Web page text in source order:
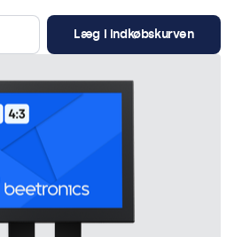
Læg i indkøbskurven